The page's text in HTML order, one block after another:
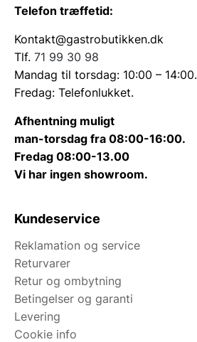
Telefon træffetid:
Kontakt@gastrobutikken.dk
Tlf. 71 99 30 98
Mandag til torsdag: 10:00 – 14:00.
Fredag: Telefonlukket.
Afhentning muligt
man-torsdag fra 08:00-16:00.
Fredag 08:00-13.00
Vi har ingen showroom.
Kundeservice
Reklamation og service
Returvarer
Retur og ombytning
Betingelser og garanti
Levering
Cookie info